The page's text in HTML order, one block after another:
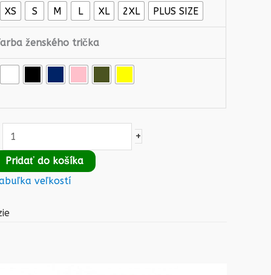
XS S M L XL 2XL PLUS SIZE
ženského trička
+
Pridať do košíka
veľkostí